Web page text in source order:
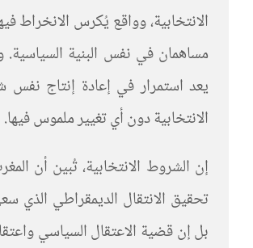
الانتخابية، وواقع يُكرس الانخراط
مساهمان في نفس البنية السياسية.
يعد استمرار في إعادة إنتاج نفس
الانتخابية دون أي تغيير ملموس فيها.
إن الشروط الانتخابية، تُبين أن
تحقيق الانتقال الديمقراطي الذي
بل إن قضية الاعتقال السياسي